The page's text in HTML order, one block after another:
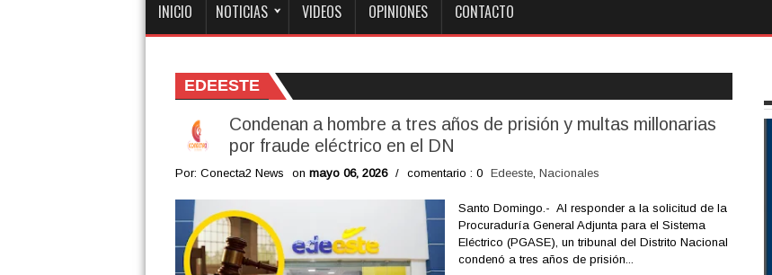
INICIO NOTICIAS VIDEOS OPINIONES CONTACTO
EDEESTE
Condenan a hombre a tres años de prisión y multas millonarias
por fraude eléctrico en el DN
Por: Conecta2 News on mayo 06, 2026 / comentario : 0 Edeeste, Nacionales
Santo Domingo.- Al responder a la solicitud de la
Procuraduría General Adjunta para el Sistema
Eléctrico (PGASE), un tribunal del Distrito Nacional
condenó a tres años de prisión...